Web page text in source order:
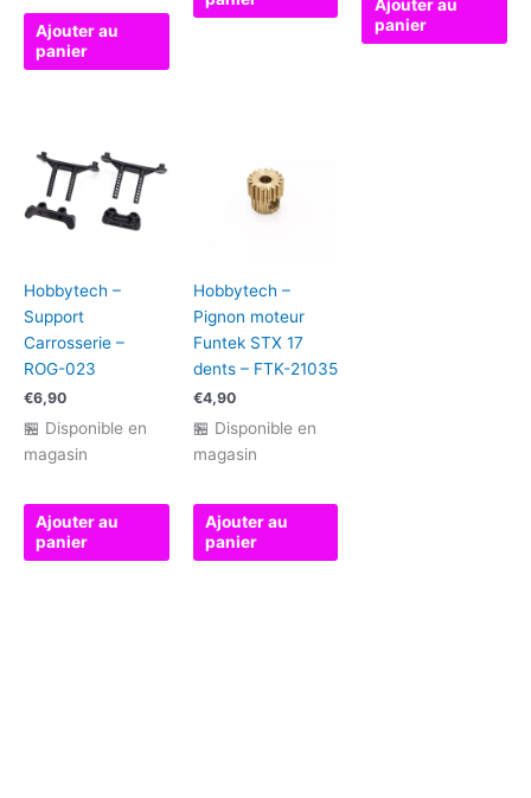
Ajouter au
panier
Ajouter au
panier
Hobbytech –
Support
Carrosserie –
ROG-023
€6,90
🏪 Disponible en
magasin
Ajouter au
panier
Hobbytech –
Pignon moteur
Funtek STX 17
dents – FTK-21035
€4,90
🏪 Disponible en
magasin
Ajouter au
panier